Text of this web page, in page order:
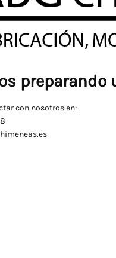
preparando
con nosotros en: